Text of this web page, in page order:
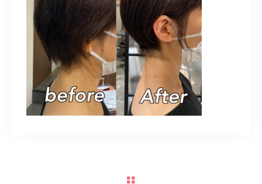
ご予約はこちら